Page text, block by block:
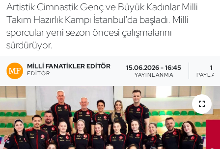
Artistik Cimnastik Genç ve Büyük Kadınlar Milli
Takım Hazırlık Kampı İstanbul'da başladı. Milli
sporcular yeni sezon öncesi çalışmalarını
sürdürüyor.
MILLI FANATIKLER EDITÖR
EDITÖR
15.06.2026 - 16:45
YAYINLANMA
1
Bocce Bowling Dart
Boks
Briç
Buz Hokeyi
Buz Pateni
Çim Hokeyi